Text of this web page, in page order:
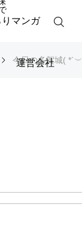
りマンガ
運営会社
今日の多賀城(